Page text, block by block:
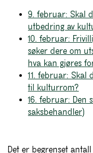
9. februar: Skal
utbedring av
10. februar:
søker dere om
hva kan gjøres
11. februar: Skal
til kulturrom?
16. februar: Den
saksbehandler)
Det er begrenset